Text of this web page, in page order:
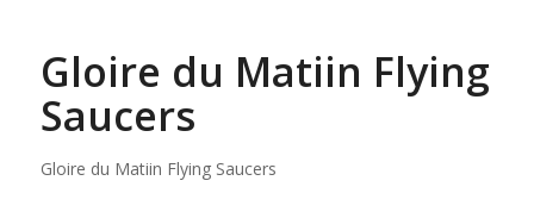
Gloire du Matiin Flying
Saucers
Gloire du Matiin Flying Saucers